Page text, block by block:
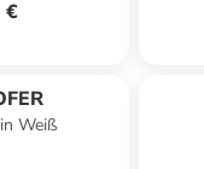
€
Weiß